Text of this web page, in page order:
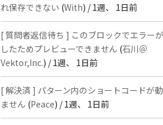
れ保存できない (With) /1週、 1日前
[ 質問者返信待ち ] このブロックでエラー
したためプレビューできません (石川＠
Vektor,Inc.) /1週、 1日前
[ 解決済 ] パターン内のショートコードが
ません (Peace) /1週、 1日前